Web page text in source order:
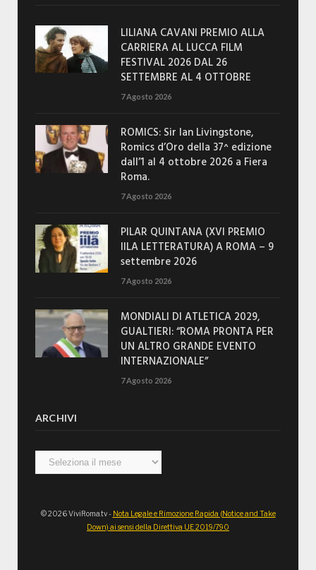
LILIANA CAVANI PREMIO ALLA
CARRIERA AL LUCCA FILM
FESTIVAL 2026 DAL 26
SETTEMBRE AL 4 OTTOBRE
7 Agosto 2026
ROMICS: Sir Ian Livingstone,
Romics d’Oro della 37^ edizione
dall’1 al 4 ottobre 2026 a Fiera
Roma.
7 Agosto 2026
PILAR QUINTANA (XVI PREMIO
IILA LETTERATURA) A ROMA – 9
settembre 2026
7 Agosto 2026
MONDIALI DI ATLETICA 2029,
GUALTIERI: “ROMA PRONTA PER
UN ALTRO GRANDE EVENTO
INTERNAZIONALE”
7 Agosto 2026
ARCHIVI
Archivi
© 2026 ViviRoma.tv - Nota Legale e Rimozione Rapida (Notice and Take
Down) ai sensi della Direttiva UE 2019/790